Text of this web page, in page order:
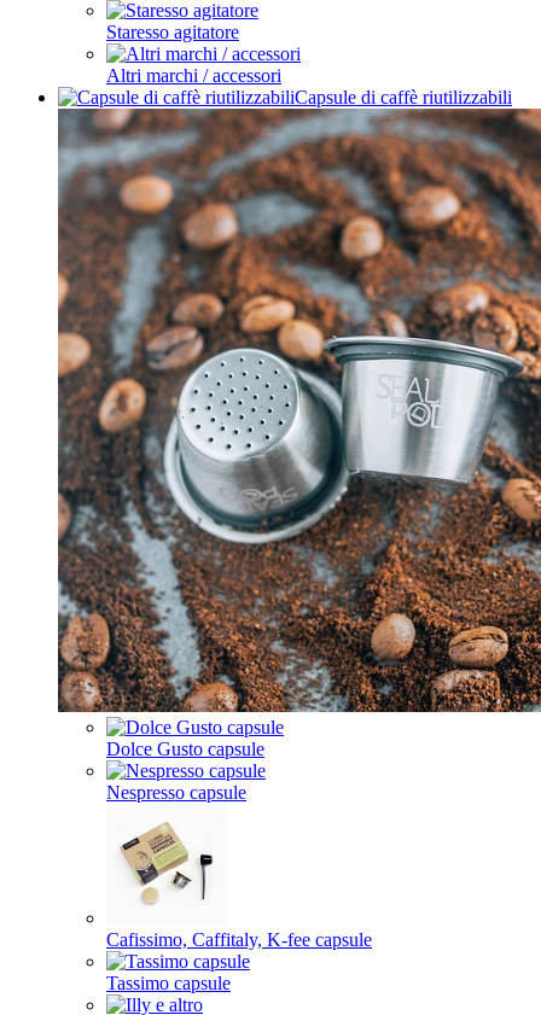
Staresso agitatore
Altri marchi / accessori
Capsule di caffè riutilizzabili
Dolce Gusto capsule
Nespresso capsule
Cafissimo, Caffitaly, K-fee capsule
Tassimo capsule